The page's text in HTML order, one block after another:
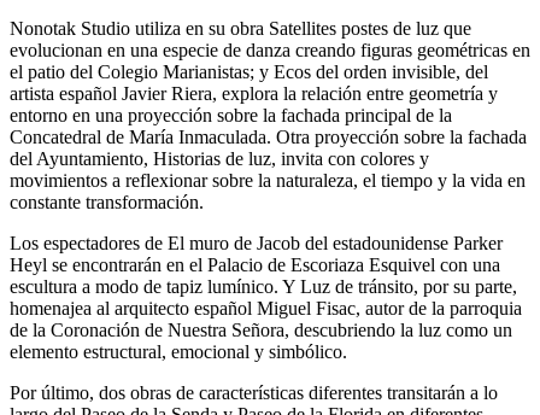
Nonotak Studio utiliza en su obra Satellites postes de luz que
evolucionan en una especie de danza creando figuras geométricas en
el patio del Colegio Marianistas; y Ecos del orden invisible, del
artista español Javier Riera, explora la relación entre geometría y
entorno en una proyección sobre la fachada principal de la
Concatedral de María Inmaculada. Otra proyección sobre la fachada
del Ayuntamiento, Historias de luz, invita con colores y
movimientos a reflexionar sobre la naturaleza, el tiempo y la vida en
constante transformación.
Los espectadores de El muro de Jacob del estadounidense Parker
Heyl se encontrarán en el Palacio de Escoriaza Esquivel con una
escultura a modo de tapiz lumínico. Y Luz de tránsito, por su parte,
homenajea al arquitecto español Miguel Fisac, autor de la parroquia
de la Coronación de Nuestra Señora, descubriendo la luz como un
elemento estructural, emocional y simbólico.
Por último, dos obras de características diferentes transitarán a lo